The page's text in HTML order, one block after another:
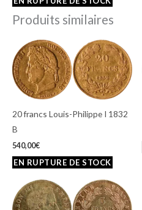
Produits similaires
20 francs Louis-Philippe I 1832
B
540,00€